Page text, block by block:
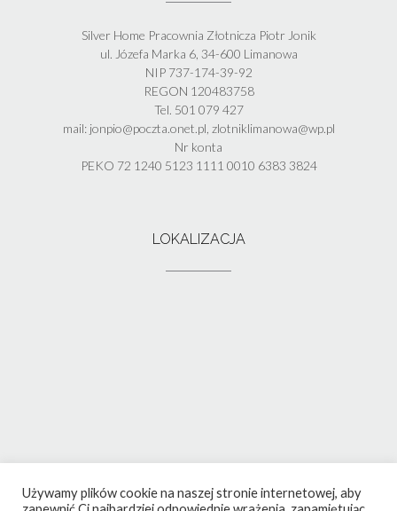
Silver Home Pracownia Złotnicza Piotr Jonik
ul. Józefa Marka 6, 34-600 Limanowa
NIP 737-174-39-92
REGON 120483758
Tel. 501 079 427
mail: jonpio@poczta.onet.pl, zlotniklimanowa@wp.pl
Nr konta
PEKO 72 1240 5123 1111 0010 6383 3824
LOKALIZACJA
Używamy plików cookie na naszej stronie internetowej, aby